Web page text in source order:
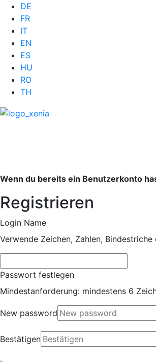
DE
FR
IT
EN
ES
HU
RO
TH
Wenn du bereits ein Benutzerkonto
Registrieren
Login Name
Verwende Zeichen, Zahlen,
Passwort festlegen
Mindestanforderung: mindestens 6
New password
Bestätigen